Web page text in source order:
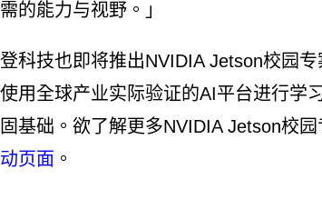
的能力与视野。」
科技也即将推出NVIDIA Jetson校园
用全球产业实际验证的AI平台进行学
基础。欲了解更多NVIDIA Jetson校
页面 。